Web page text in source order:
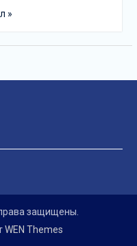
»
защищены.
WEN Themes